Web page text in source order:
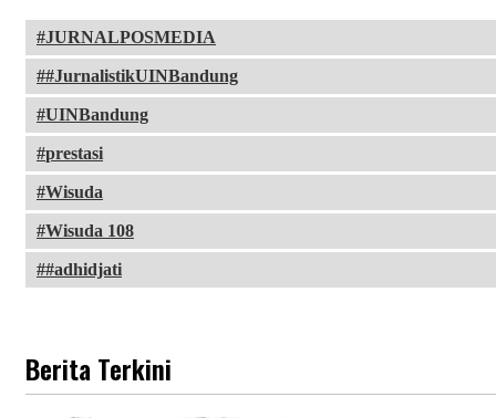
JURNALPOSMEDIA
#JurnalistikUINBandung
UINBandung
prestasi
Wisuda
Wisuda 108
#adhidjati
Berita Terkini